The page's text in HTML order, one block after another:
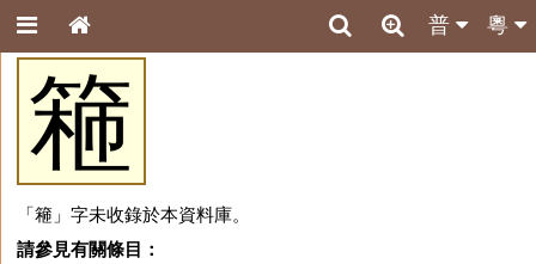
粵
普
篐
「篐」字未收錄於本資料庫。
請參見有關條目：